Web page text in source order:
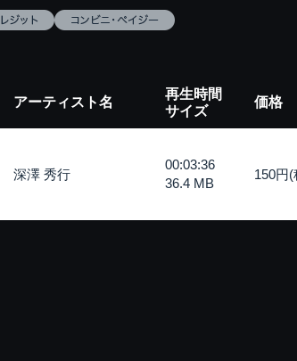
アーティスト名
再生時間
サイズ
価格
深澤 秀行
00:03:36
36.4 MB
150円(